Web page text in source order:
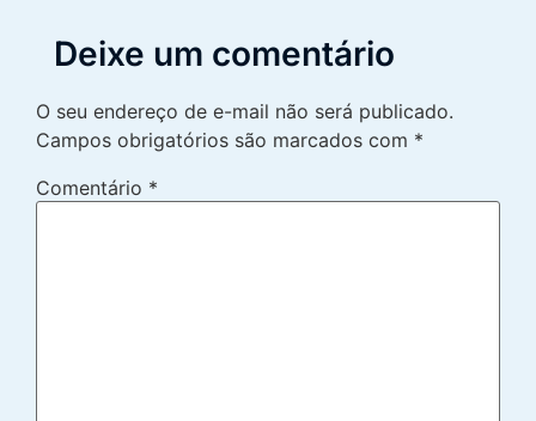
Deixe um comentário
O seu endereço de e-mail não será publicado.
Campos obrigatórios são marcados com *
Comentário *